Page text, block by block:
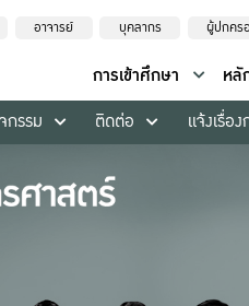
อาจารย์ บุคลากร ผู้ปกคร
การเข้าศึกษา หลั
กรรม ติดต่อ แจ้งเรื่อ